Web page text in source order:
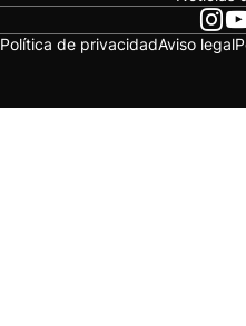
Política de privacidadAviso legal